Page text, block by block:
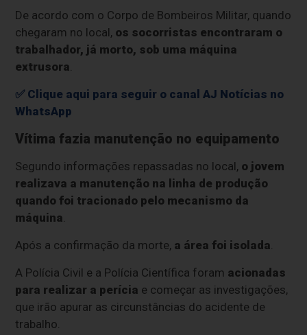
De acordo com o Corpo de Bombeiros Militar, quando
chegaram no local, os socorristas encontraram o
trabalhador, já morto, sob uma máquina
extrusora
✅ Clique aqui para seguir o canal AJ Notícias no
WhatsApp
Vítima fazia manutenção no equipamento
Segundo informações repassadas no local, o jovem
realizava a manutenção na linha de produção
quando foi tracionado pelo mecanismo da
máquina
Após a confirmação da morte, a área foi isolada
A Polícia Civil e a Polícia Científica foram acionadas
para realizar a perícia e começar as investigações,
que irão apurar as circunstâncias do acidente de
trabalho.